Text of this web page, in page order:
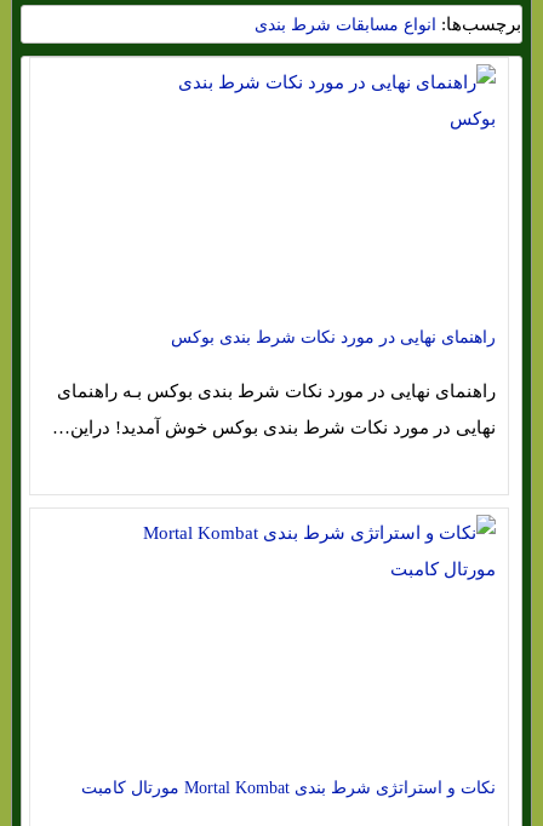
برچسب‌ها: انواع مسابقات شرط بندی
راهنمای نهایی در مورد نکات شرط بندی بوکس
راهنمای نهایی در مورد نکات شرط بندی بوکس بـه راهنمای
نهایی در مورد نکات شرط بندی بوکس خوش آمدید! دراین…
نکات و استراتژی شرط بندی Mortal Kombat مورتال کامبت